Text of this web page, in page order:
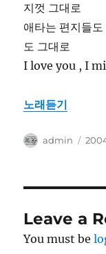
지껏 그대로
애타는 편지들
도 그대로
I love you , I
노래듣기
Author
admin
Leave a
You must be